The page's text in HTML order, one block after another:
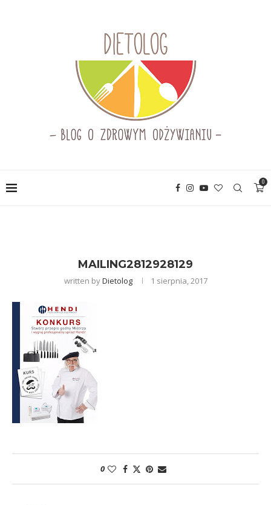
0
MAILING2812928129
written byDietolog 1 sierpnia, 2017
0